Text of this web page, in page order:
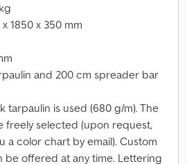
1850 x 350 mm
and 200 cm spreader bar
tarpaulin is used (680 g/m). The
freely selected (upon request,
a color chart by email). Custom
be offered at any time. Lettering